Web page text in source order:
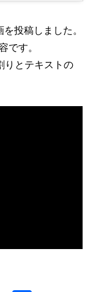
投稿しました。
です。
りとテキストの